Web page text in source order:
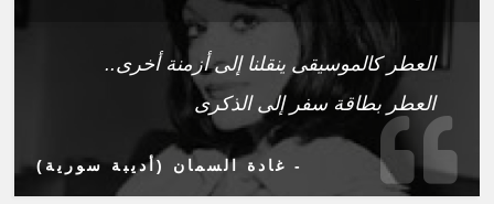
العطر كالموسيقى ينقلنا إلى أزمنة أخرى..
العطر بطاقة سفر إلى الذكرى
- غادة السمان (أديبة سورية)